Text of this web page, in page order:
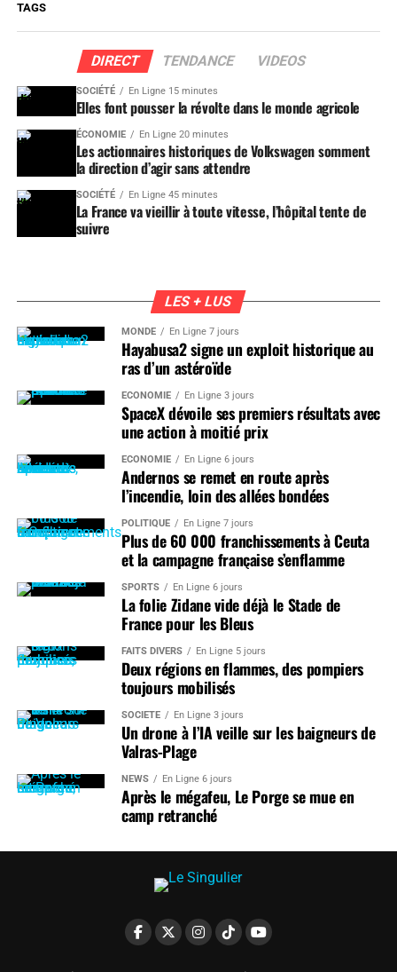
TAGS
DIRECT TENDANCE VIDEOS
SOCIÉTÉ En Ligne 15 minutes
Elles font pousser la révolte dans le monde agricole
ÉCONOMIE En Ligne 20 minutes
Les actionnaires historiques de Volkswagen somment
la direction d’agir sans attendre
SOCIÉTÉ En Ligne 45 minutes
La France va vieillir à toute vitesse, l’hôpital tente de
suivre
LES + LUS
MONDE En Ligne 7 jours
Hayabusa2 signe un exploit historique au
ras d’un astéroïde
ÉCONOMIE En Ligne 3 jours
SpaceX dévoile ses premiers résultats avec
une action à moitié prix
ÉCONOMIE En Ligne 6 jours
Andernos se remet en route après
l’incendie, loin des allées bondées
POLITIQUE En Ligne 7 jours
Plus de 60 000 franchissements à Ceuta
et la campagne française s’enflamme
SPORTS En Ligne 6 jours
La folie Zidane vide déjà le Stade de
France pour les Bleus
FAITS DIVERS En Ligne 5 jours
Deux régions en flammes, des pompiers
toujours mobilisés
SOCIÉTÉ En Ligne 3 jours
Un drone à l’IA veille sur les baigneurs de
Valras-Plage
NEWS En Ligne 6 jours
Après le mégafeu, Le Porge se mue en
camp retranché